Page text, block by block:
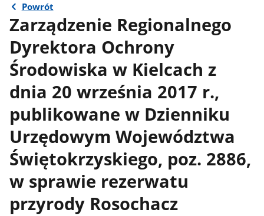
Powrót
Zarządzenie Regionalnego
Dyrektora Ochrony
Środowiska w Kielcach z
dnia 20 września 2017 r.,
publikowane w Dzienniku
Urzędowym Województwa
Świętokrzyskiego, poz. 2886,
w sprawie rezerwatu
przyrody Rosochacz